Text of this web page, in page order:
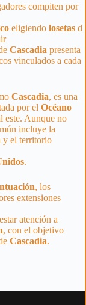
compiten por
eligiendo losetas d
Cascadia presenta
vinculados a cada
Cascadia, es una
por el Océano
este. Aunque no
incluye la
y el territorio
.
, los
extensiones
atención a
, con el objetivo
Cascadia.